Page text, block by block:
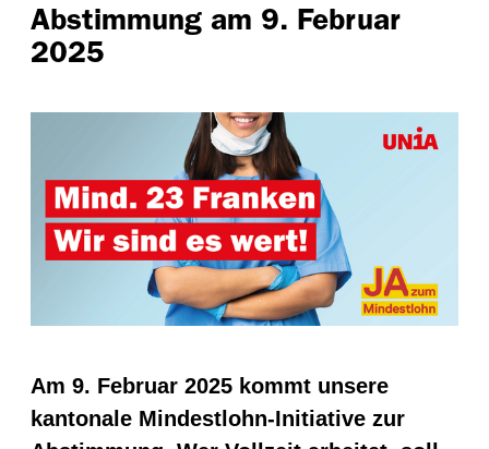
Abstimmung am 9. Februar
2025
Am 9. Februar 2025 kommt unsere
kantonale Mindestlohn-Initiative zur